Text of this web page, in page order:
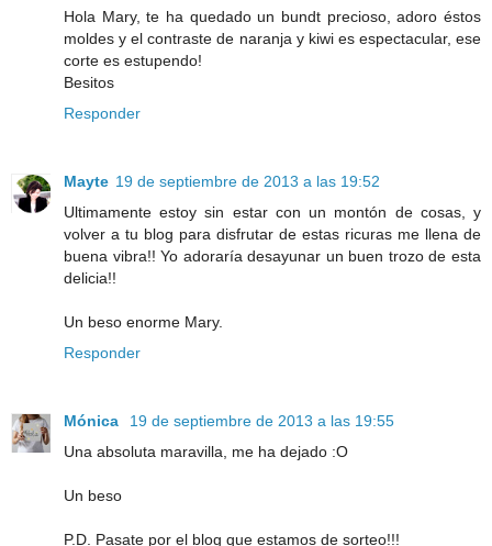
Hola Mary, te ha quedado un bundt precioso, adoro éstos
moldes y el contraste de naranja y kiwi es espectacular, ese
corte es estupendo!
Besitos
Responder
Mayte 19 de septiembre de 2013 a las 19:52
Ultimamente estoy sin estar con un montón de cosas, y
volver a tu blog para disfrutar de estas ricuras me llena de
buena vibra!! Yo adoraría desayunar un buen trozo de esta
delicia!!
Un beso enorme Mary.
Responder
Mónica
19 de septiembre de 2013 a las 19:55
Una absoluta maravilla, me ha dejado :O
Un beso
P.D. Pasate por el blog que estamos de sorteo!!!